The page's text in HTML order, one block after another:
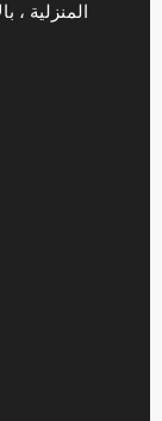
المنزلية ،